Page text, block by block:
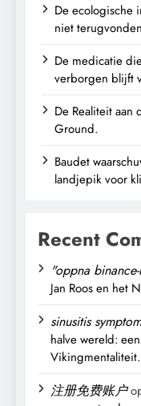
De ecologische
niet
De medicatie
verborgen blijft
De Realiteit aan
Ground.
Baudet
landjepik voor
Recent
"oppna
Jan Roos en het
sinusitis
halve wereld:
Vikingmentaliteit.
注册免费账户